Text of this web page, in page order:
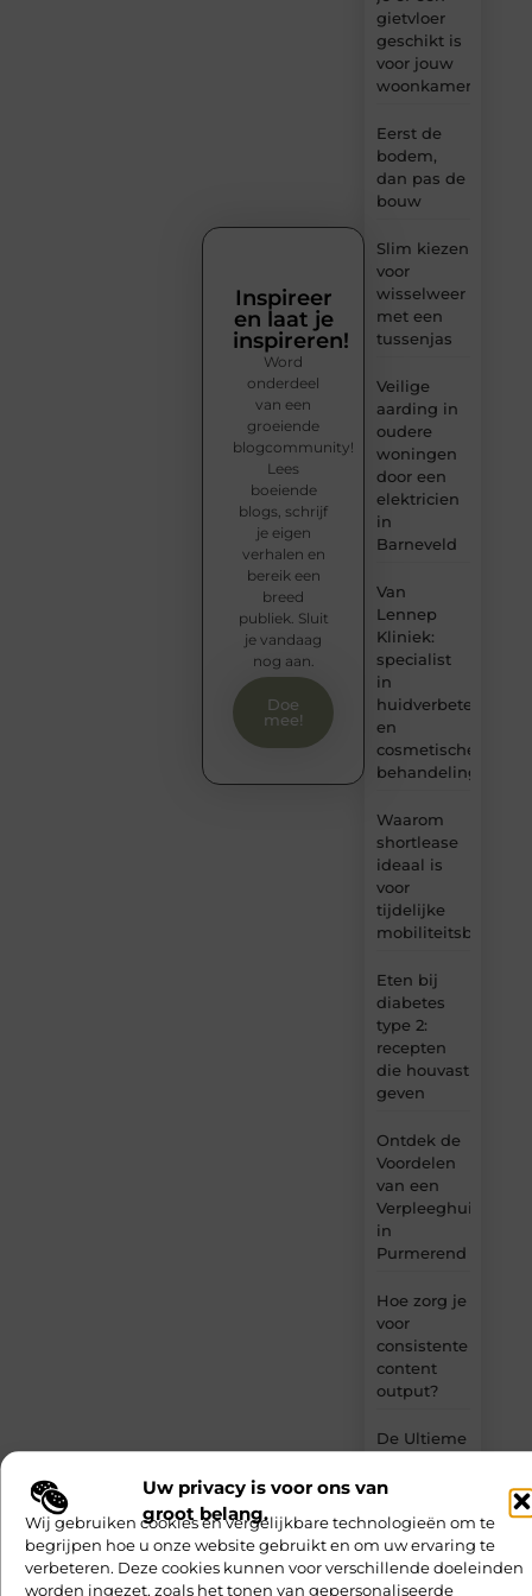
Uw privacy is voor ons van
groot belang.
Wij gebruiken cookies en vergelijkbare technologieën om te
begrijpen hoe u onze website gebruikt en om uw ervaring te
verbeteren. Deze cookies kunnen voor verschillende doeleinden
worden ingezet, zoals het tonen van gepersonaliseerde
gietvloer
geschikt is
voor jouw
woonkamer
Eerst de
bodem,
dan pas de
bouw
Slim kiezen
voor
wisselweer
met een
tussenjas
Veilige
aarding in
oudere
woningen
door een
elektricien
in
Barneveld
Van
Lennep
Kliniek:
specialist
in
huidverbetering
en
cosmetische
behandelingen
Waarom
shortlease
ideaal is
voor
tijdelijke
Eten bij
diabetes
type 2:
recepten
die houvast
geven
Ontdek de
Voordelen
van een
Verpleeghuis
in
Purmerend
Hoe zorg je
voor
consistente
content
output?
De Ultieme
het Vinden
Trouwfotograaf
in
IJmuiden
Inspireer
en laat je
inspireren!
Word
onderdeel
van een
groeiende
blogcommunity!
Lees
boeiende
blogs, schrijf
je eigen
verhalen en
bereik een
breed
publiek. Sluit
je vandaag
nog aan.
Doe
mee!